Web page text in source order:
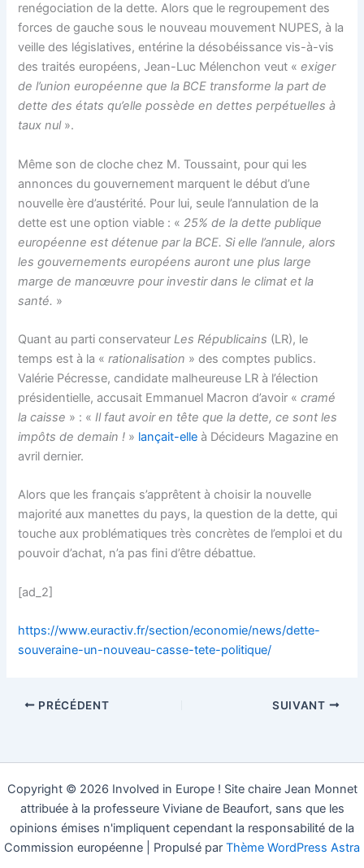
renégociation de la dette. Alors que le regroupement des
forces de gauche sous le nouveau mouvement NUPES, à la
veille des législatives, entérine la désobéissance vis-à-vis
des traités européens, Jean-Luc Mélenchon veut «exiger
de l’union européenne que la BCE transforme la part de
dette des états qu’elle possède en dettes perpétuelles à
taux nul».
Même son de cloche chez M. Toussaint, pour qui les
annonces du gouvernement marquent le début d’une
nouvelle ère d’austérité. Pour lui, seule l’annulation de la
dette est une option viable : « 25% de la dette publique
européenne est détenue par la BCE. Si elle l’annule, alors
les gouvernements européens auront une plus large
marge de manœuvre pour investir dans le climat et la
santé. »
Quant au parti conservateurLes Républicains (LR), le
temps est à la «rationalisation » des comptes publics.
Valérie Pécresse, candidate malheureuse LR à l’élection
présidentielle, accusait Emmanuel Macron d’avoir «cramé
la caisse » : «Il faut avoir en tête que la dette, ce sont les
impôts de demain ! » lançait-elle à Décideurs Magazine en
avril dernier.
Alors que les français s’apprêtent à choisir la nouvelle
majorité aux manettes du pays, la question de la dette, qui
touche aux problématiques très concrètes de l’emploi et du
pouvoir d’achat, n’a pas fini d’être débattue.
[ad_2]
https://www.euractiv.fr/section/economie/news/dette-
souveraine-un-nouveau-casse-tete-politique/
PRÉCÉDENT SUIVANT
Copyright © 2026 Involved in Europe ! Site chaire Jean Monnet
attribuée à la professeure Viviane de Beaufort, sans que les
opinions émises n'impliquent cependant la responsabilité de la
Commission européenne | Propulsé par Thème WordPress Astra